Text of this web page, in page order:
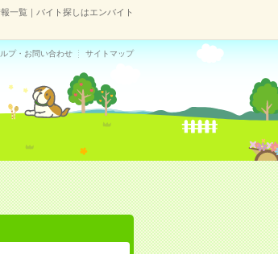
一覧｜バイト探しはエンバイト
プ・お問い合わせ サイトマップ